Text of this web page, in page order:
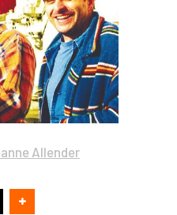
Allender